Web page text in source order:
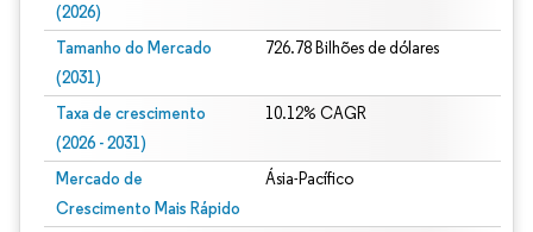
(2026)
Tamanho do Mercado
(2031)
726.78 Bilhões de dólares
Taxa de crescimento
(2026 - 2031)
10.12% CAGR
Mercado de
Crescimento Mais Rápido
Ásia-Pacífico